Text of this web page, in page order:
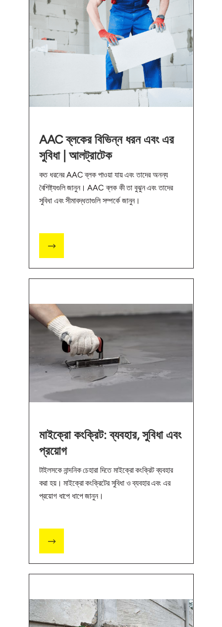
AAC ব্লকের বিভিন্ন ধরন এবং এর
সুবিধা | আলট্রাটেক
কত ধরনের AAC ব্লক পাওয়া যায় এবং তাদের অনন্য
বৈশিষ্ট্যগুলি জানুন। AAC ব্লক কী তা বুঝুন এবং তাদের
সুবিধা এবং সীমাবদ্ধতাগুলি সম্পর্কে জানুন।
মাইক্রো কংক্রিট: ব্যবহার, সুবিধা এবং
প্রয়োগ
টাইলসকে নান্দনিক চেহারা দিতে মাইক্রো কংক্রিট ব্যবহার
করা হয়। মাইক্রো কংক্রিটের সুবিধা ও ব্যবহার এবং এর
প্রয়োগ ধাপে ধাপে জানুন।